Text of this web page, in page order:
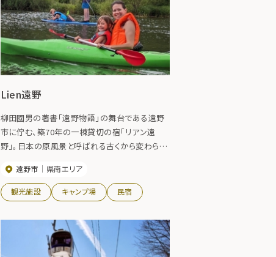
Lien遠野
柳田國男の著書「遠野物語」の舞台である遠野
市に佇む、築70年の一棟貸切の宿「リアン遠
野」。日本の原風景と呼ばれる古くから変わらぬ
滞在する人を「遠野物語」の世界に誘います。”物
語を感じる”ここでしかできないリアルな体験を
してみませんか？
遠野市 県南エリア
観光施設 キャンプ場 民宿